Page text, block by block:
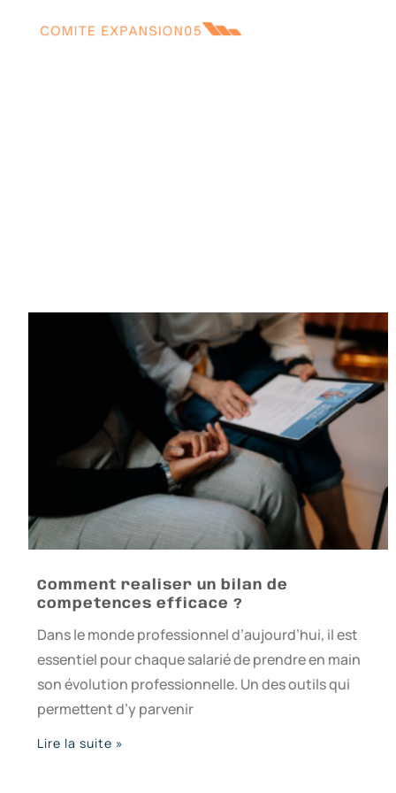
Comment realiser un bilan de
competences efficace ?
Dans le monde professionnel d’aujourd’hui, il est
essentiel pour chaque salarié de prendre en main
son évolution professionnelle. Un des outils qui
permettent d’y parvenir
Lire la suite »